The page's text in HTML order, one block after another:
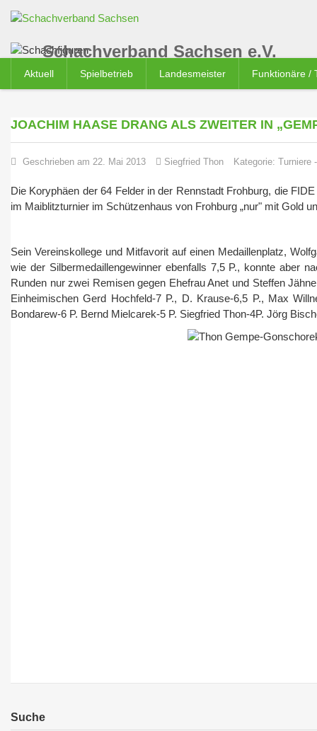
Schachverband Sachsen e.V.
Aktuell Spielbetrieb Landesmeister Funktionäre /
JOACHIM HAASE DRANG ALS ZWEITER IN
Geschrieben am 22. Mai 2013 Siegfried Thon Kategorie: Turniere
Die Koryphäen der 64 Felder in der Rennstadt Frohburg, die
im Maiblitzturnier im Schützenhaus von Frohburg „nur" mit Gold
Sein Vereinskollege und Mitfavorit auf einen Medaillenplatz,
wie der Silbermedaillengewinner ebenfalls 7,5 P., konnte aber
Runden nur zwei Remisen gegen Ehefrau Anet und Steffen
Einheimischen Gerd Hochfeld-7 P., D. Krause-6,5 P., Max
Bondarew-6 P. Bernd Mielcarek-5 P. Siegfried Thon-4P. Jörg
Suche